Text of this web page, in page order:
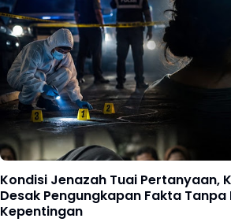
Kondisi Jenazah Tuai Pertanyaan,
Desak Pengungkapan Fakta Tanpa
Kepentingan